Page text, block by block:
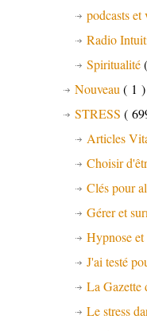
podcasts et
Radio
Spiritualité
Nouveau( 1 )
STRESS (
Articles
Choisir
Clés pour
Gérer et
Hypnose
J'ai testé
La Gazette
Le stress